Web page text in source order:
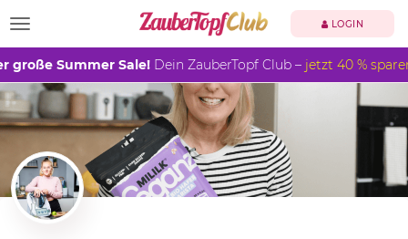
TOGGLE NAVIGATION LOGIN
große Summer Sale! Dein ZauberTopf Club – jetzt 40 %